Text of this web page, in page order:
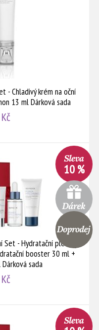
- Chladivý krém na oční
13 ml Dárková sada
Set - Hydratační pleťový
booster 30 ml +
sada
10 %